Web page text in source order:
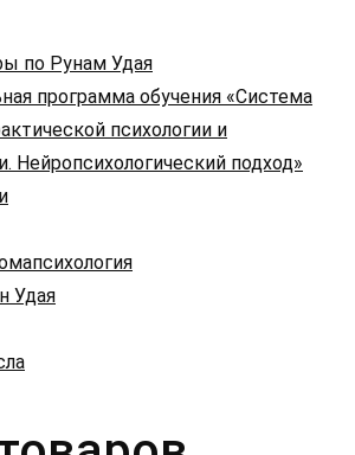
по Рунам Удая
программа обучения «Система
психологии и
Нейропсихологический подход»
Удая